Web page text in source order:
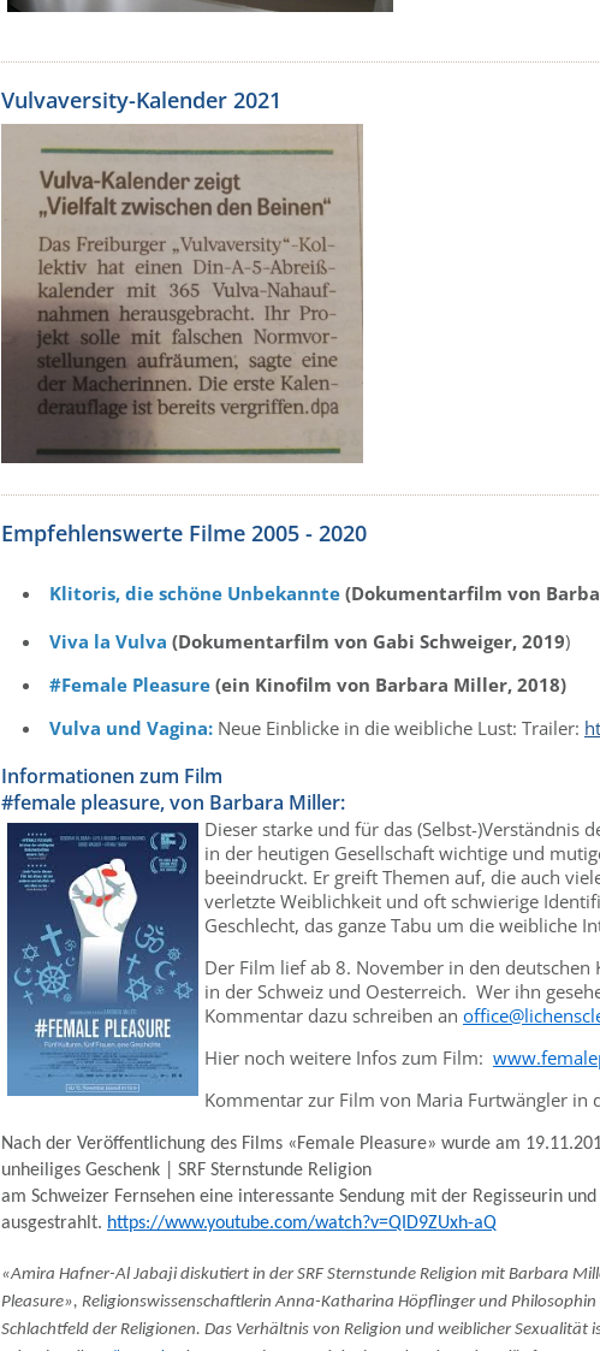
Vulvaversity-Kalender 2021
Empfehlenswerte Filme 2005 - 2020
Klitoris, die schöne Unbekannte (Dokumentarfilm von
Viva la Vulva (Dokumentarfilm von Gabi Schweiger, 2019)
#Female Pleasure (ein Kinofilm von Barbara Miller, 2018)
Vulva und Vagina: Neue Einblicke in die weibliche Lust: Trailer:
Informationen zum Film
#female pleasure, von Barbara Miller:
Dieser starke und für das (Selbst-)Verständnis
in der heutigen Gesellschaft wichtige und
beeindruckt. Er greift Themen auf, die auch
verletzte Weiblichkeit und oft schwierige
Geschlecht, das ganze Tabu um die weibliche
Der Film lief ab 8. November in den
in der Schweiz und Oesterreich. Wer ihn
Kommentar dazu schreiben an
Hier noch weitere Infos zum Film:
Kommentar zur Film von Maria Furtwängler in
Nach der Veröffentlichung des Films «Female Pleasure» wurde am
unheiliges Geschenk | SRF Sternstunde Religion
am Schweizer Fernsehen eine interessante Sendung mit der Regisseurin
ausgestrahlt. https://www.youtube.com/watch?v=QID9ZUxh-aQ
«Amira Hafner-Al Jabaji diskutiert in der SRF Sternstunde Religion mit Barbara
Pleasure», Religionswissenschaftlerin Anna-Katharina Höpflinger und
Schlachtfeld der Religionen. Das Verhältnis von Religion und weiblicher Sexualität